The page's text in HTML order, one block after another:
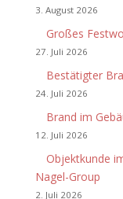
3. August 2026
Großes
27. Juli 2026
Bestätigter
24. Juli 2026
Brand im
12. Juli 2026
Objektkunde
Nagel-Group
2. Juli 2026